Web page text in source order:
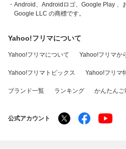
・Android、Androidロゴ、Google Play 、
Google LLC の商標です。
Yahoo!フリマについて
Yahoo!フリマについて Yahoo!フリマか
Yahoo!フリマトピックス Yahoo!フリマ
ブランド一覧 ランキング かんたんご
公式アカウント